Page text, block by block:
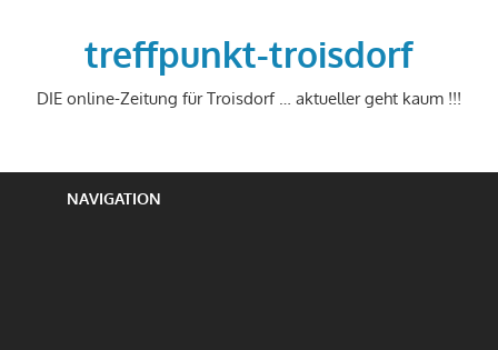
treffpunkt-troisdorf
DIE online-Zeitung für Troisdorf … aktueller geht kaum !!!
NAVIGATION